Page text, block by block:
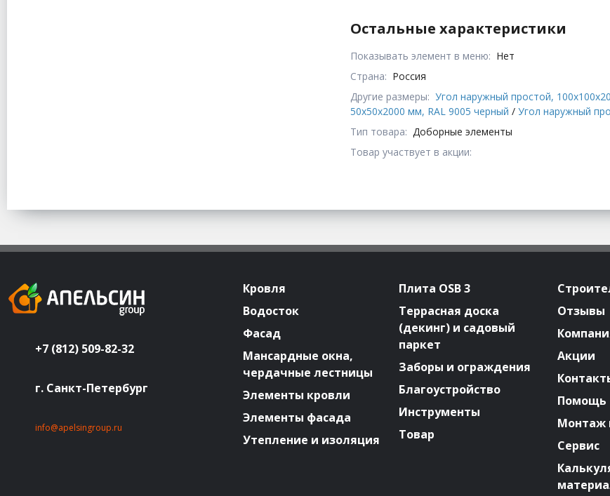
Остальные характеристики
Показывать элемент в меню: Нет
Страна: Россия
Другие размеры: Угол наружный простой,
50x50x2000 мм, RAL 9005 черный /Угол наружный
Тип товара: Доборные элементы
Товар участвует в акции:
+7 (812) 509-82-32
г. Санкт-Петербург
info@apelsingroup.ru
Кровля
Водосток
Фасад
Мансардные окна,
чердачные лестницы
Элементы кровли
Элементы фасада
Утепление и изоляция
Плита OSB 3
Террасная доска
(декинг) и садовый
паркет
Заборы и ограждения
Благоустройство
Инструменты
Товар
Отзывы
Акции
Помощь
Монтаж
Сервис